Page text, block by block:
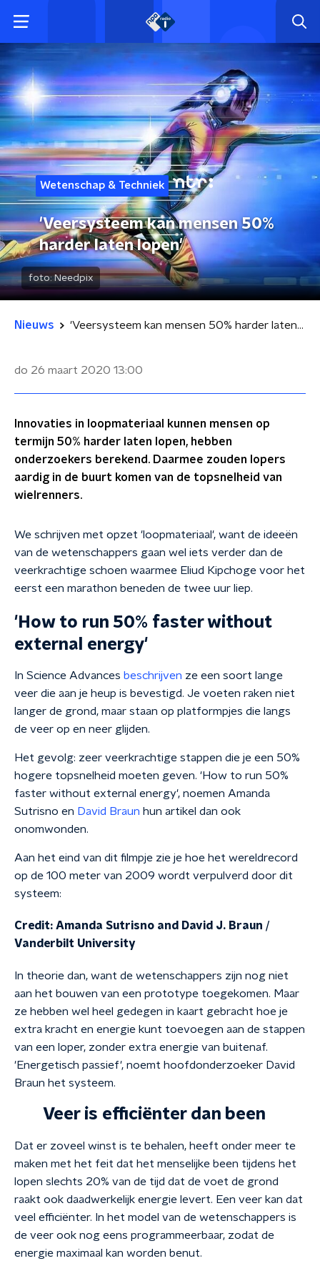
Wetenschap & Techniek
'Veersysteem kan mensen 50%
harder laten lopen'
foto:Needpix
Nieuws 'Veersysteem kan mensen 50% harder laten lopen'
do 26 maart 2020 13:00
Innovaties in loopmateriaal kunnen mensen op
termijn 50% harder laten lopen, hebben
onderzoekers berekend. Daarmee zouden lopers
aardig in de buurt komen van de topsnelheid van
wielrenners.
We schrijven met opzet 'loopmateriaal', want de ideeën
van de wetenschappers gaan wel iets verder dan de
veerkrachtige schoen waarmee Eliud Kipchoge voor het
eerst een marathon beneden de twee uur liep.
'How to run 50% faster without
external energy'
In Science Advances beschrijven ze een soort lange
veer die aan je heup is bevestigd. Je voeten raken niet
langer de grond, maar staan op platformpjes die langs
de veer op en neer glijden.
Het gevolg: zeer veerkrachtige stappen die je een 50%
hogere topsnelheid moeten geven. 'How to run 50%
faster without external energy', noemen Amanda
Sutrisno en David Braun hun artikel dan ook
onomwonden.
Aan het eind van dit filmpje zie je hoe het wereldrecord
op de 100 meter van 2009 wordt verpulverd door dit
systeem:
Credit: Amanda Sutrisno and David J. Braun /
Vanderbilt University
In theorie dan, want de wetenschappers zijn nog niet
aan het bouwen van een prototype toegekomen. Maar
ze hebben wel heel gedegen in kaart gebracht hoe je
extra kracht en energie kunt toevoegen aan de stappen
van een loper, zonder extra energie van buitenaf.
'Energetisch passief', noemt hoofdonderzoeker David
Braun het systeem.
Veer is efficiënter dan been
Dat er zoveel winst is te behalen, heeft onder meer te
maken met het feit dat het menselijke been tijdens het
lopen slechts 20% van de tijd dat de voet de grond
raakt ook daadwerkelijk energie levert. Een veer kan dat
veel efficiënter. In het model van de wetenschappers is
de veer ook nog eens programmeerbaar, zodat de
energie maximaal kan worden benut.